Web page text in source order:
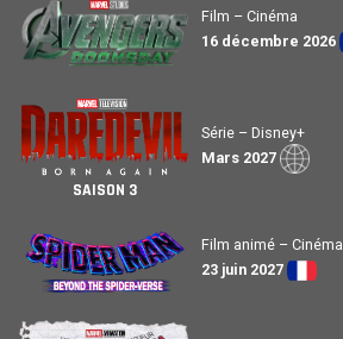
Film – Cinéma
16 décembre 2026
SAISON 3
Série – Disney+
Mars 2027
Film animé – Cinéma
23 juin 2027